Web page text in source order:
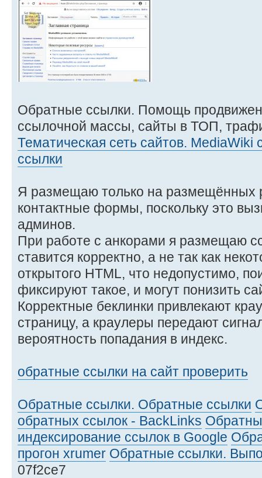
Обратные ссылки. Помощь
ссылочной массы, сайты в ТОП,
Тематическая сеть сайтов.
ссылки
Я размещаю только на размещённых
контактные формы, поскольку это
админов.
При работе с анкорами я размещаю
ставится корректно, а не так как
открытого HTML, что недопустимо,
фиксируют такое, и могут понизить
Корректные беклинки привлекают
страницу, а краулеры передают
вероятность попадания в индекс.
обратные ссылки на сайт проверить
Обратные ссылки. Обратные ссылки
обратных ссылок - BackLinks
индексирование ссылок в Google
прогон xrumer Обратные ссылки.
07f2ce7